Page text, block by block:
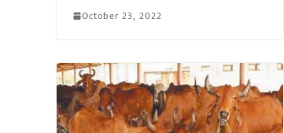
October 23, 2022